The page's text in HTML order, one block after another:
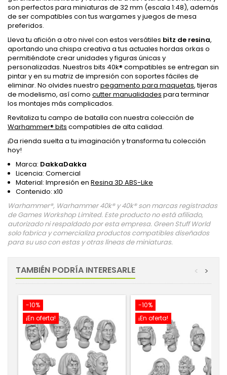
son perfectos para miniaturas de 32 mm (escala 1:48), además
de ser compatibles con tus wargames y juegos de mesa
preferidos.
Lleva tu afición a otro nivel con estos versátiles bitz de resina,
aportando una chispa creativa a tus actuales hordas orkas o
permitiéndote crear unidades y figuras únicas y
personalizadas. Nuestros bits 40k® compatibles se entregan sin
pintar y en su matriz de impresión con soportes fáciles de
eliminar. No olvides nuestro pegamento para maquetas, tijeras
de modelismo, así como cutter manualidades para terminar
los montajes más complicados.
Revitaliza tu campo de batalla con nuestra colección de
Warhammer® bits compatibles de alta calidad.
¡Da rienda suelta a tu imaginación y transforma tu colección
hoy!
Marca: DakkaDakka
Licencia: Comercial
Material: Impresión en Resina 3D ABS-Like
Contenido: x10
Warhammer®, Warhammer 40k® y 40k® son marcas registradas
de Games Workshop Limited. Este producto no está afiliado,
autorizado ni respaldado por esta empresa. Green Stuff World
solo fabrica y comercializa productos compatibles diseñados
para su uso con estas y otras líneas de miniaturas.
TAMBIÉN PODRÍA INTERESARLE >
<
-10%
¡En oferta!
-10%
¡En oferta!